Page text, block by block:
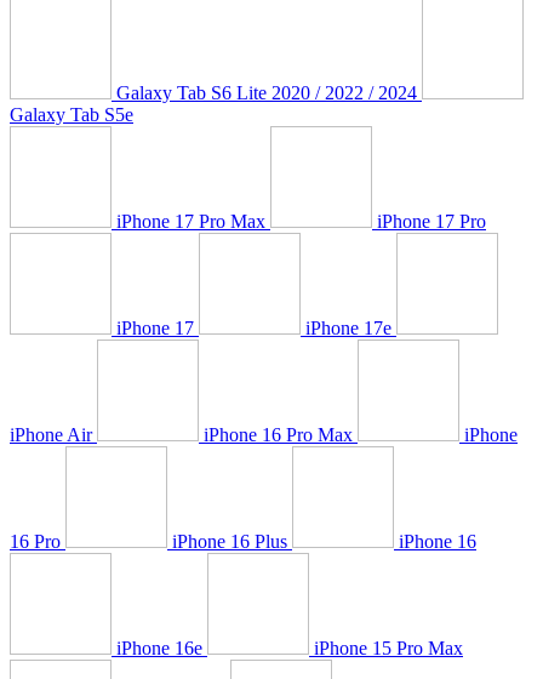
Galaxy Tab S6 Lite 2020 / 2022 / 2024
Galaxy Tab S5e
iPhone 17 Pro Max iPhone 17 Pro
iPhone 17 iPhone 17e
iPhone Air iPhone 16 Pro Max iPhone
16 Pro iPhone 16 Plus iPhone 16
iPhone 16e iPhone 15 Pro Max